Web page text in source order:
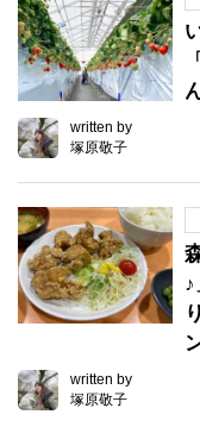
written by
塚原敬子
written by
塚原敬子